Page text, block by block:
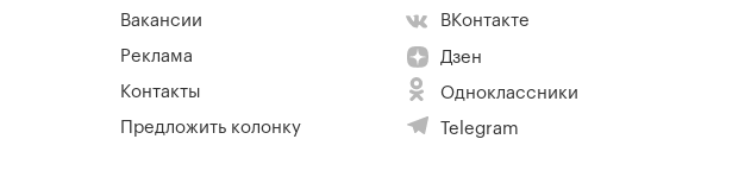
Вакансии
Реклама
Контакты
Предложить колонку
ВКонтакте
Дзен
Одноклассники
Telegram